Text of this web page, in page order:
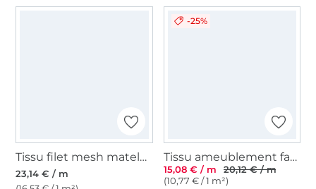
Tissu filet mesh matelassé 3D , vert
23,14 € / m
-25%
Tissu ameublement fauteuil canapé 3D Sonic, noir
15,08 € / m
20,12 € / m
(10,77 € / 1 m²)